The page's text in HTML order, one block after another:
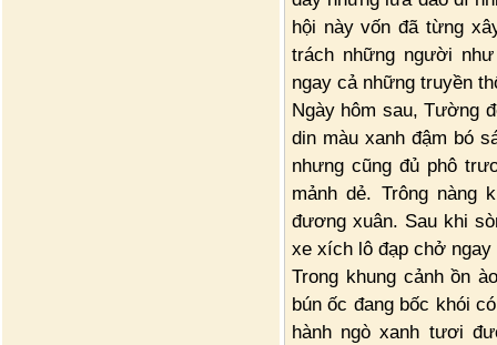
hội này vốn đã từng
trách những người
ngay cả những truyền
Ngày hôm sau, Tường
din màu xanh đậm bó
nhưng cũng đủ phô
mảnh dẻ. Trông nàng
đương xuân. Sau khi
xe xích lô đạp chở
Trong khung cảnh ồn
bún ốc đang bốc khói
hành ngò xanh tươi